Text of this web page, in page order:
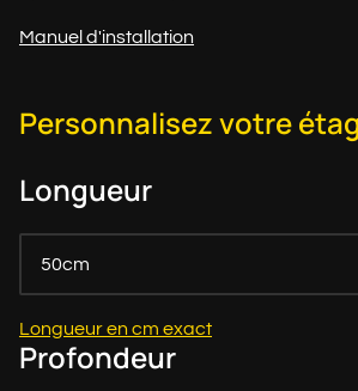
Manuel d'installation
Personnalisez votre
Longueur
50cm
Longueur en cm exact
Profondeur